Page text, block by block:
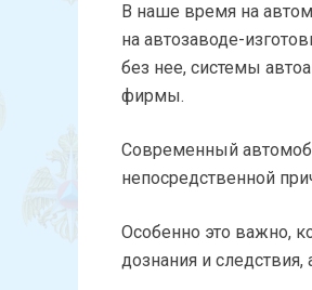
В наше время на
на автозаводе-
без нее, системы
фирмы.
Современный
непосредственной
Особенно это важно,
дознания и